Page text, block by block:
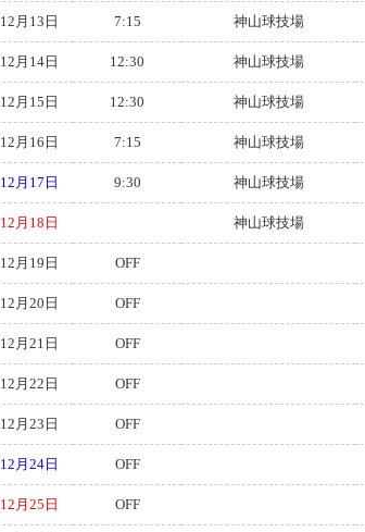
12月13日 7:15 神山球技場
12月14日 12:30 神山球技場
12月15日 12:30 神山球技場
12月16日 7:15 神山球技場
12月17日 9:30 神山球技場
12月18日 神山球技場
12月19日 OFF
12月20日 OFF
12月21日 OFF
12月22日 OFF
12月23日 OFF
12月24日 OFF
12月25日 OFF